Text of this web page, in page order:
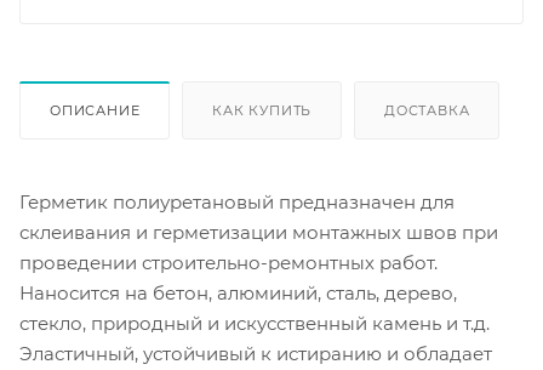
ОПИСАНИЕ КАК КУПИТЬ ДОСТАВКА
Герметик полиуретановый предназначен для
склеивания и герметизации монтажных швов при
проведении строительно-ремонтных работ.
Наносится на бетон, алюминий, сталь, дерево,
стекло, природный и искусственный камень и т.д.
Эластичный, устойчивый к истиранию и обладает